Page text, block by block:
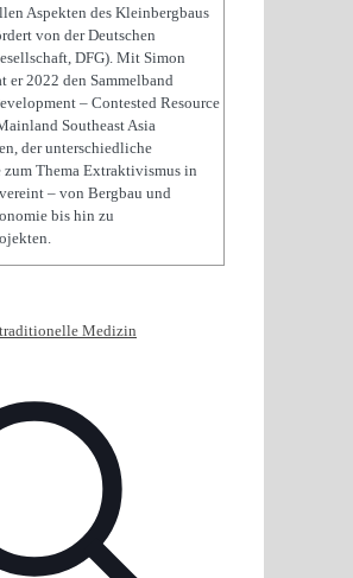
Aspekten des Kleinbergbaus
von der Deutschen
DFG). Mit Simon
er 2022 den Sammelband
– Contested Resource
Southeast Asia
der unterschiedliche
Thema Extraktivismus in
– von Bergbau und
bis hin zu